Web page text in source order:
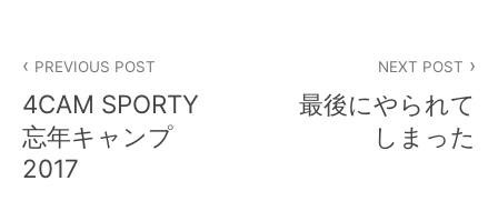
稿
ナ
ビ
PREVIOUS POST
4CAM SPORTY
忘年キャンプ
2017
NEXT POST
最後にやられて
しまった